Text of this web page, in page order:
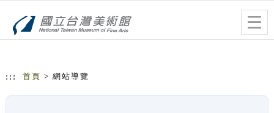
::: 首頁 > 網站導覽